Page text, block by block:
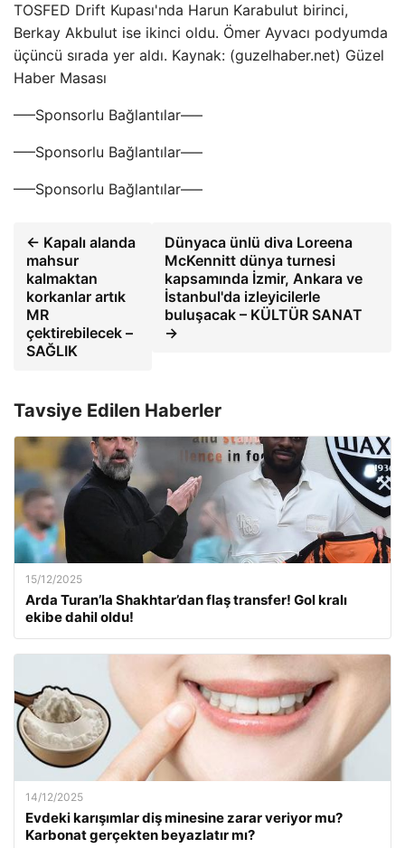
TOSFED Drift Kupası'nda Harun Karabulut birinci,
Berkay Akbulut ise ikinci oldu. Ömer Ayvacı podyumda
üçüncü sırada yer aldı. Kaynak: (guzelhaber.net) Güzel
Haber Masası
—–Sponsorlu Bağlantılar—–
—–Sponsorlu Bağlantılar—–
—–Sponsorlu Bağlantılar—–
← Kapalı alanda
mahsur
kalmaktan
korkanlar artık
MR
çektirebilecek –
SAĞLIK
Dünyaca ünlü diva Loreena
McKennitt dünya turnesi
kapsamında İzmir, Ankara ve
İstanbul'da izleyicilerle
buluşacak – KÜLTÜR SANAT
→
Tavsiye Edilen Haberler
15/12/2025
Arda Turan’la Shakhtar’dan flaş transfer! Gol kralı
ekibe dahil oldu!
14/12/2025
Evdeki karışımlar diş minesine zarar veriyor mu?
Karbonat gerçekten beyazlatır mı?